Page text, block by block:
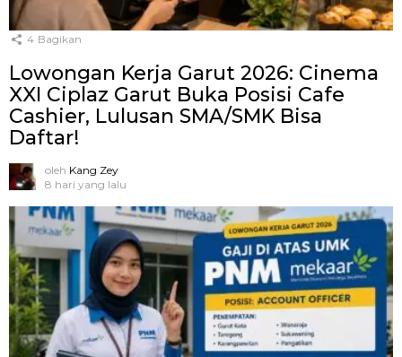
4 Bagikan
Lowongan Kerja Garut 2026: Cinema
XXI Ciplaz Garut Buka Posisi Cafe
Cashier, Lulusan SMA/SMK Bisa
Daftar!
oleh Kang Zey
8 hari yang lalu